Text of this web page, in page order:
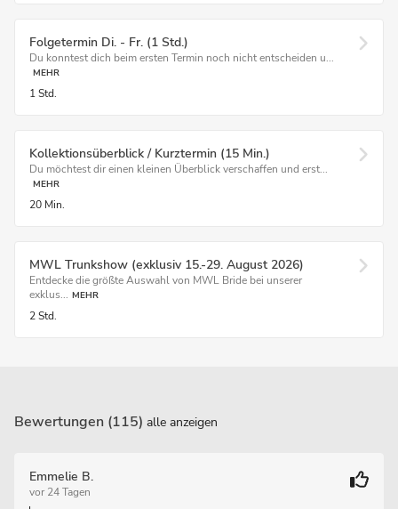
Folgetermin Di. - Fr. (1 Std.)
Du konntest dich beim ersten Termin noch nicht entscheiden u...
MEHR
1 Std.
Kollektionsüberblick / Kurztermin (15 Min.)
Du möchtest dir einen kleinen Überblick verschaffen und erst...
MEHR
20 Min.
MWL Trunkshow (exklusiv 15.-29. August 2026)
Entdecke die größte Auswahl von MWL Bride bei unserer
exklus... MEHR
2 Std.
Bewertungen (115) alle anzeigen
Emmelie B.
vor 24 Tagen